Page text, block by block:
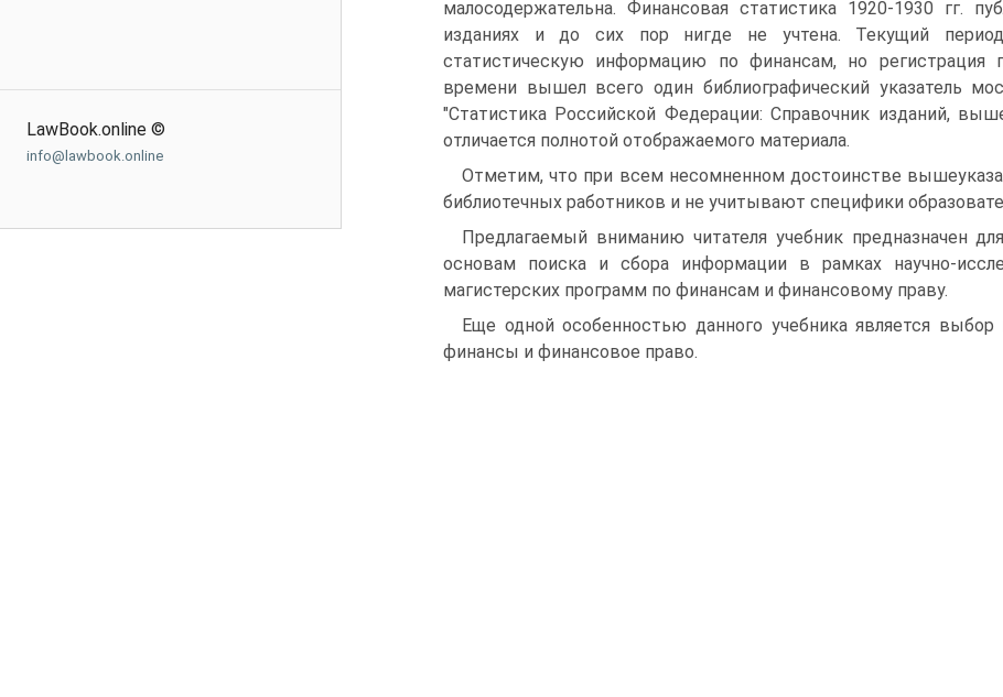
LawBook.online ©
info@lawbook.online
малосодержательна. Финансовая статистика 1920-1930 гг.
изданиях и до сих пор нигде не учтена. Текущий период
статистическую информацию по финансам, но регистрация
времени вышел всего один библиографический указатель
"Статистика Российской Федерации: Справочник изданий,
отличается полнотой отображаемого материала.
Отметим, что при всем несомненном достоинстве
библиотечных работников и не учитывают специфики
Предлагаемый вниманию читателя учебник предназначен
основам поиска и сбора информации в рамках научно-
магистерских программ по финансам и финансовому праву.
Еще одной особенностью данного учебника является выбор
финансы и финансовое право.